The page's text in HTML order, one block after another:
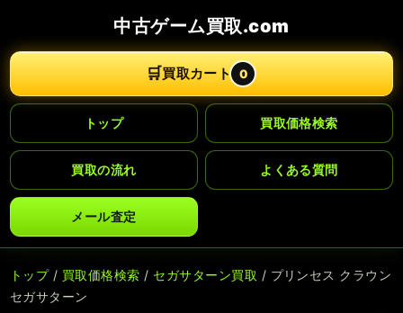
中古ゲーム買取.com
🛒買取カート 0
トップ 買取価格検索
買取の流れ よくある質問
メール査定
トップ/ 買取価格検索 / セガサターン買取 / プリンセス クラウン
セガサターン